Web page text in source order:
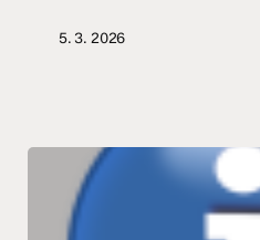
5. 3. 2026